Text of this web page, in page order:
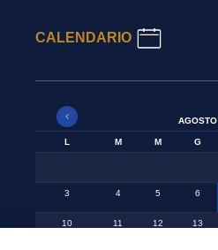
CALENDARIO
AGOSTO
L M M G
3 4 5 6
10 11 12 13